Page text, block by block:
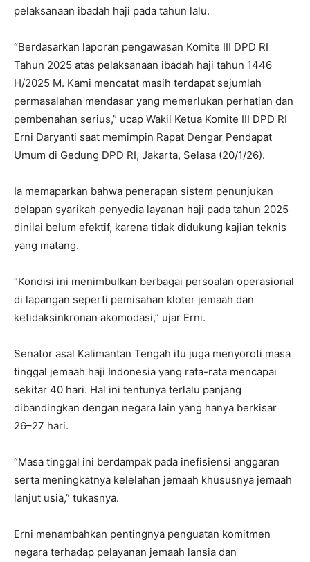
pelaksanaan ibadah haji pada tahun lalu.
“Berdasarkan laporan pengawasan Komite III DPD RI
Tahun 2025 atas pelaksanaan ibadah haji tahun 1446
H/2025 M. Kami mencatat masih terdapat sejumlah
permasalahan mendasar yang memerlukan perhatian dan
pembenahan serius,” ucap Wakil Ketua Komite III DPD RI
Erni Daryanti saat memimpin Rapat Dengar Pendapat
Umum di Gedung DPD RI, Jakarta, Selasa (20/1/26).
Ia memaparkan bahwa penerapan sistem penunjukan
delapan syarikah penyedia layanan haji pada tahun 2025
dinilai belum efektif, karena tidak didukung kajian teknis
yang matang.
“Kondisi ini menimbulkan berbagai persoalan operasional
di lapangan seperti pemisahan kloter jemaah dan
ketidaksinkronan akomodasi,” ujar Erni.
Senator asal Kalimantan Tengah itu juga menyoroti masa
tinggal jemaah haji Indonesia yang rata-rata mencapai
sekitar 40 hari. Hal ini tentunya terlalu panjang
dibandingkan dengan negara lain yang hanya berkisar
26–27 hari.
“Masa tinggal ini berdampak pada inefisiensi anggaran
serta meningkatnya kelelahan jemaah khususnya jemaah
lanjut usia,” tukasnya.
Erni menambahkan pentingnya penguatan komitmen
negara terhadap pelayanan jemaah lansia dan